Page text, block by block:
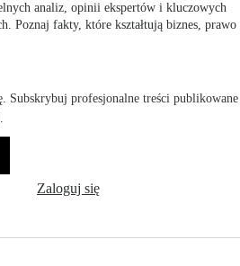
analiz, opinii ekspertów i kluczowych
Poznaj fakty, które kształtują biznes, prawo
Subskrybuj profesjonalne treści publikowane
Zaloguj się